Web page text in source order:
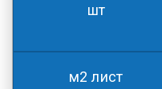
шт
м2 лист